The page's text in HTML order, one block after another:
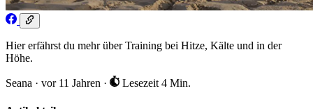
Hier erfährst du mehr über Training bei Hitze, Kälte und in der
Höhe.
Seana · vor 11 Jahren · Lesezeit 4 Min.